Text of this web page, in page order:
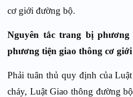
cơ giới đường bộ.
Nguyên tắc trang bị
phương tiện giao thông cơ
Phải tuân thủ quy định của
cháy, Luật Giao thông đường